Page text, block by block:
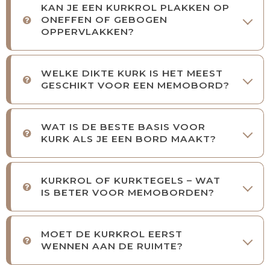
KAN JE EEN KURKROL PLAKKEN OP
ONEFFEN OF GEBOGEN
OPPERVLAKKEN?
WELKE DIKTE KURK IS HET MEEST
GESCHIKT VOOR EEN MEMOBORD?
WAT IS DE BESTE BASIS VOOR
KURK ALS JE EEN BORD MAAKT?
KURKROL OF KURKTEGELS – WAT
IS BETER VOOR MEMOBORDEN?
MOET DE KURKROL EERST
WENNEN AAN DE RUIMTE?